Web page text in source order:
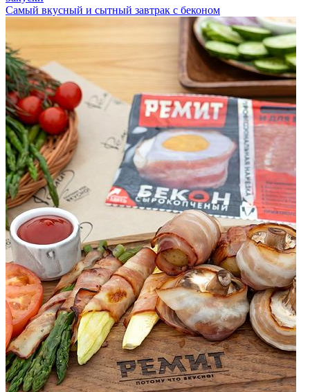
Самый вкусный и сытный завтрак с беконом